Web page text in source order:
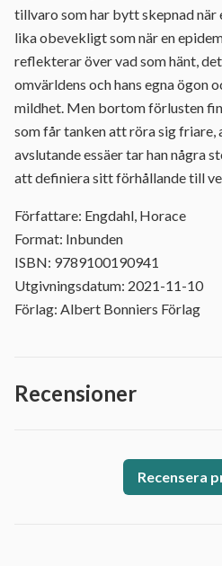
tillvaro som har bytt skepnad när
lika obevekligt som när en
reflekterar över vad som hänt,
omvärldens och hans egna ögon
mildhet. Men bortom förlusten
som får tanken att röra sig friare,
avslutande essäer tar han några
att definiera sitt förhållande till
Författare: Engdahl, Horace
Format: Inbunden
ISBN: 9789100190941
Utgivningsdatum: 2021-11-10
Förlag: Albert Bonniers Förlag
Recensioner
Recensera